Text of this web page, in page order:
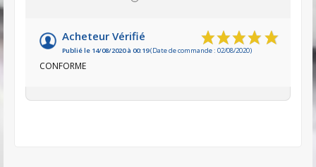
Acheteur Vérifié
Publié le 14/08/2020 à 00:19(Date de commande : 02/08/2020)
CONFORME